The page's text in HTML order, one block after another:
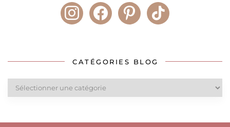
instagramfacebookpinteresttiktok
CATÉGORIES BLOG
blog